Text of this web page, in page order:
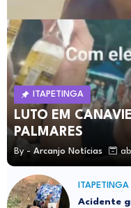
ITAPETINGA
LUTO EM
PALMARES
By - Arcanjo Notícias
ITAPETINGA
Acidente